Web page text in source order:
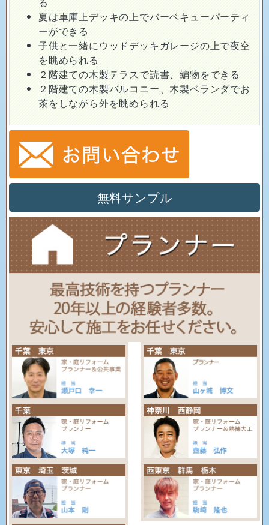
夏は車庫上デッキの上でバーベキューパーティ
ーができる
子供と一緒にウッドデッキガレージの上で夜空
を眺められる
２階建ての木製テラスで読書、編物をできる
２階建ての木製バルコニー、木製ベランダでお
茶をしながら外を眺められる
無料サンプル